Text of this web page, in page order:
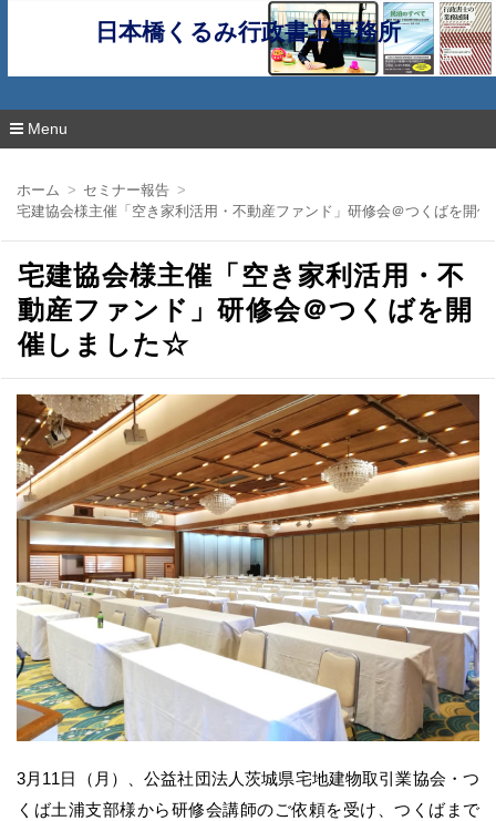
日本橋くるみ行政書士事務所
Menu
ホーム
セミナー報告
宅建協会様主催「空き家利活用・不動産ファンド」研修会＠つくばを開
宅建協会様主催「空き家利活用・不
動産ファンド」研修会＠つくばを開
催しました☆
3月11日（月）、公益社団法人茨城県宅地建物取引業協会・つ
くば土浦支部様から研修会講師のご依頼を受け、つくばまで